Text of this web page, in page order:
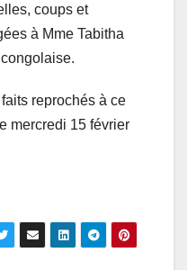
coups et
à Mme Tabitha
reprochés à ce
mercredi 15 février